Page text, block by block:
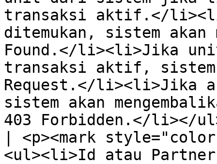
transaksi aktif.</
ditemukan, sistem akan
Found.</li><li>Jika
transaksi aktif, sistem
Request.</li><li>Jika
sistem akan
403 Forbidden.</li></
| <p><mark
<ul><li>Id atau